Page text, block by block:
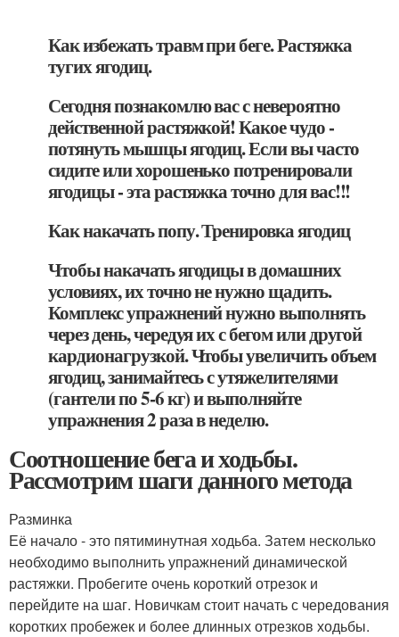
Как избежать травм при беге. Растяжка
тугих ягодиц.
Сегодня познакомлю вас с невероятно
действенной растяжкой! Какое чудо -
потянуть мышцы ягодиц. Если вы часто
сидите или хорошенько потренировали
ягодицы - эта растяжка точно для вас!!!
Как накачать попу. Тренировка ягодиц
Чтобы накачать ягодицы в домашних
условиях, их точно не нужно щадить.
Комплекс упражнений нужно выполнять
через день, чередуя их с бегом или другой
кардионагрузкой. Чтобы увеличить объем
ягодиц, занимайтесь с утяжелителями
(гантели по 5-6 кг) и выполняйте
упражнения 2 раза в неделю.
Соотношение бега и ходьбы.
Рассмотрим шаги данного метода
Разминка
Её начало - это пятиминутная ходьба. Затем несколько
необходимо выполнить упражнений динамической
растяжки. Пробегите очень короткий отрезок и
перейдите на шаг. Новичкам стоит начать с чередования
коротких пробежек и более длинных отрезков ходьбы.